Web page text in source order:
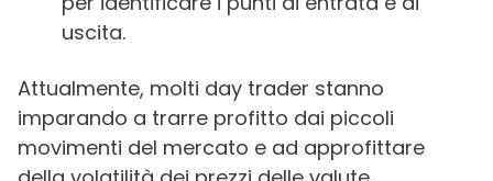
uscita.
Attualmente, molti day trader stanno
imparando a trarre profitto dai piccoli
movimenti del mercato e ad approfittare